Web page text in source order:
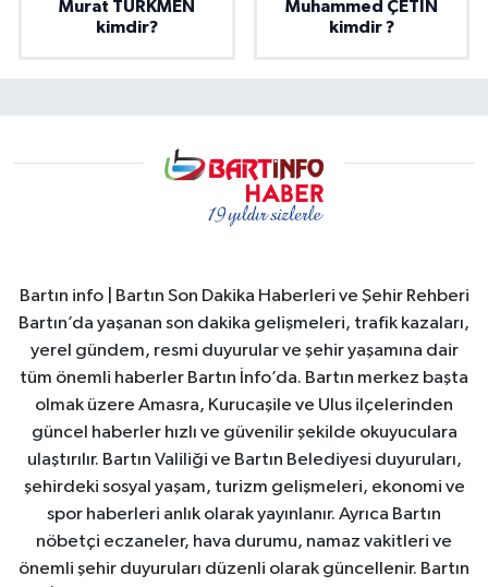
Murat TÜRKMEN
kimdir?
Muhammed ÇETİN
kimdir ?
Bartın info | Bartın Son Dakika Haberleri ve Şehir Rehberi
Bartın’da yaşanan son dakika gelişmeleri, trafik kazaları,
yerel gündem, resmi duyurular ve şehir yaşamına dair
tüm önemli haberler Bartın İnfo’da. Bartın merkez başta
olmak üzere Amasra, Kurucaşile ve Ulus ilçelerinden
güncel haberler hızlı ve güvenilir şekilde okuyuculara
ulaştırılır. Bartın Valiliği ve Bartın Belediyesi duyuruları,
şehirdeki sosyal yaşam, turizm gelişmeleri, ekonomi ve
spor haberleri anlık olarak yayınlanır. Ayrıca Bartın
nöbetçi eczaneler, hava durumu, namaz vakitleri ve
önemli şehir duyuruları düzenli olarak güncellenir. Bartın